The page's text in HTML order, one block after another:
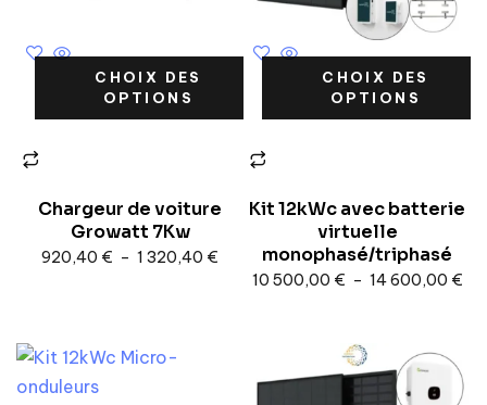
CHOIX DES
OPTIONS
Chargeur de voiture
Growatt 7Kw
920,40 € – 1 320,40 €
CHOIX DES
OPTIONS
Kit 12kWc avec batterie
virtuelle
monophasé/triphasé
10 500,00 € – 14 600,00 €